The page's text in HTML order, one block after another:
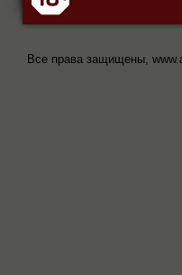
Все права защищены,